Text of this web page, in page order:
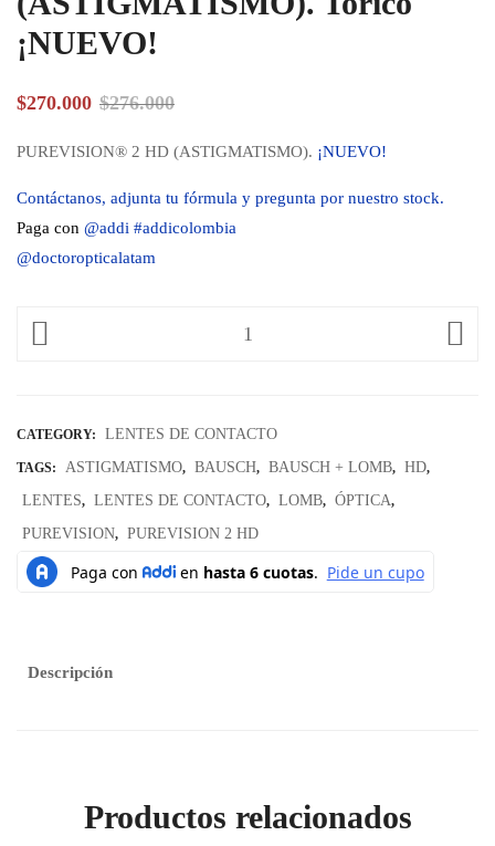
¡NUEVO!
$276.000
$270.000
PUREVISION® 2 HD (ASTIGMATISMO). ¡NUEVO!
Contáctanos, adjunta tu fórmula y pregunta por nuestro stock.
Paga con @addi #addicolombia
@doctoropticalatam
CATEGORY: LENTES DE CONTACTO
TAGS: ASTIGMATISMO, BAUSCH, BAUSCH + LOMB, HD,
LENTES, LENTES DE CONTACTO, LOMB, ÓPTICA,
PUREVISION, PUREVISION 2 HD
Descripción
Productos relacionados